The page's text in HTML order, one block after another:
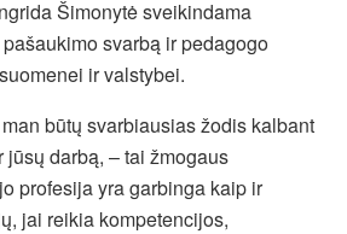
Šimonytė sveikindama
svarbą ir pedagogo
ir valstybei.
būtų svarbiausias žodis kalbant
darbą, – tai žmogaus
profesija yra garbinga kaip ir
jai reikia kompetencijos,